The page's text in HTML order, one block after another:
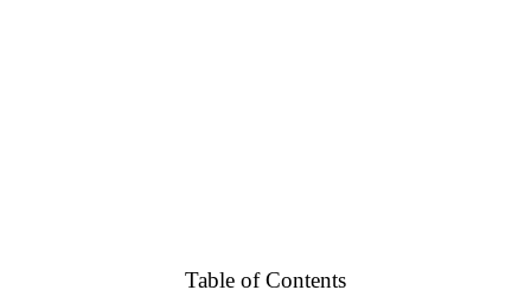
Table of Contents